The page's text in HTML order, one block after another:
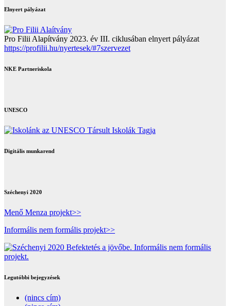
Elnyert pályázat
Pro Filii Alapítvány 2023. év III. ciklusában elnyert pályázat
https://profilii.hu/nyertesek/#7szervezet
NKE Partneriskola
UNESCO
Digitális munkarend
Széchenyi 2020
Menő Menza projekt>>
Informális nem formális projekt>>
Legutóbbi bejegyzések
(nincs cím)